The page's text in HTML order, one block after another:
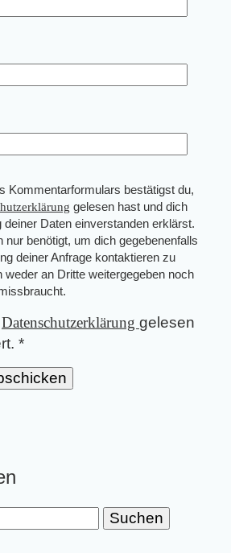
Kommentarformulars bestätigst du,
gelesen hast und dich
deiner Daten einverstanden erklärst.
nur benötigt, um dich gegebenenfalls
deiner Anfrage kontaktieren zu
weder an Dritte weitergegeben noch
Datenschutzerklärung gelesen
*